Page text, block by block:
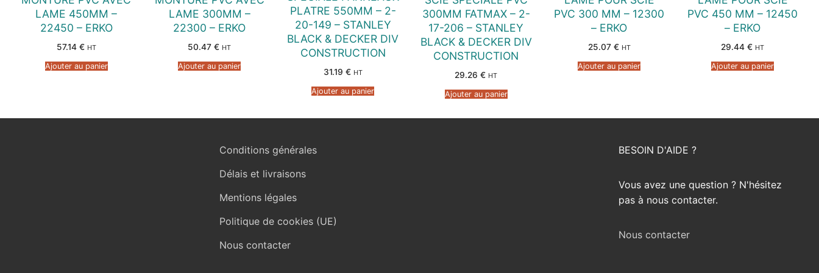
LAME 450MM –
22450 – ERKO
57.14 € HT
Ajouter au panier
LAME 300MM –
22300 – ERKO
50.47€ HT
Ajouter au panier
PLATRE 550MM – 2-
20-149 – STANLEY
BLACK & DECKER DIV
CONSTRUCTION
31.19 € HT
Ajouter au panier
300MM FATMAX – 2-
17-206 – STANLEY
BLACK & DECKER DIV
CONSTRUCTION
29.26€ HT
Ajouter au panier
PVC 300 MM – 12300
– ERKO
25.07 € HT
Ajouter au panier
PVC 450 MM – 12450
– ERKO
29.44€ HT
Ajouter au panier
Conditions générales
Délais et livraisons
Mentions légales
Politique de cookies (UE)
Nous contacter
BESOIN D'AIDE ?
Vous avez une question ? N'hésitez
pas à nous contacter.
Nous contacter